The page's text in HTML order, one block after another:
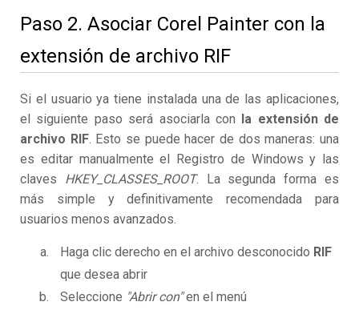
Paso 2. Asociar Corel Painter con la
extensión de archivo RIF
Si el usuario ya tiene instalada una de las aplicaciones,
el siguiente paso será asociarla con
la extensión de
archivo RIF. Esto se puede hacer de dos maneras: una
es editar manualmente el Registro de Windows y las
claves HKEY_CLASSES_ROOT. La segunda forma es
más simple y definitivamente recomendada para
usuarios menos avanzados.
Haga clic derecho en el archivo desconocido RIF
que desea abrir
Seleccione "Abrir con"en el menú